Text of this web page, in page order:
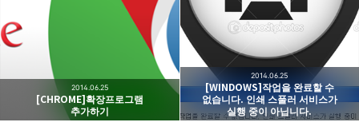
[CHROME]확장프로그램
추가하기
2014.06.25
[WINDOWS]작업을 완료할 수
없습니다. 인쇄 스풀러 서비스가
실행 중이 아닙니다.
2014.06.25